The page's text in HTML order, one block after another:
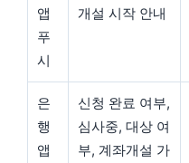
앱
푸
시
개설 시작 안내
은
행
앱
신청 완료 여부,
심사중, 대상 여
부, 계좌개설 가